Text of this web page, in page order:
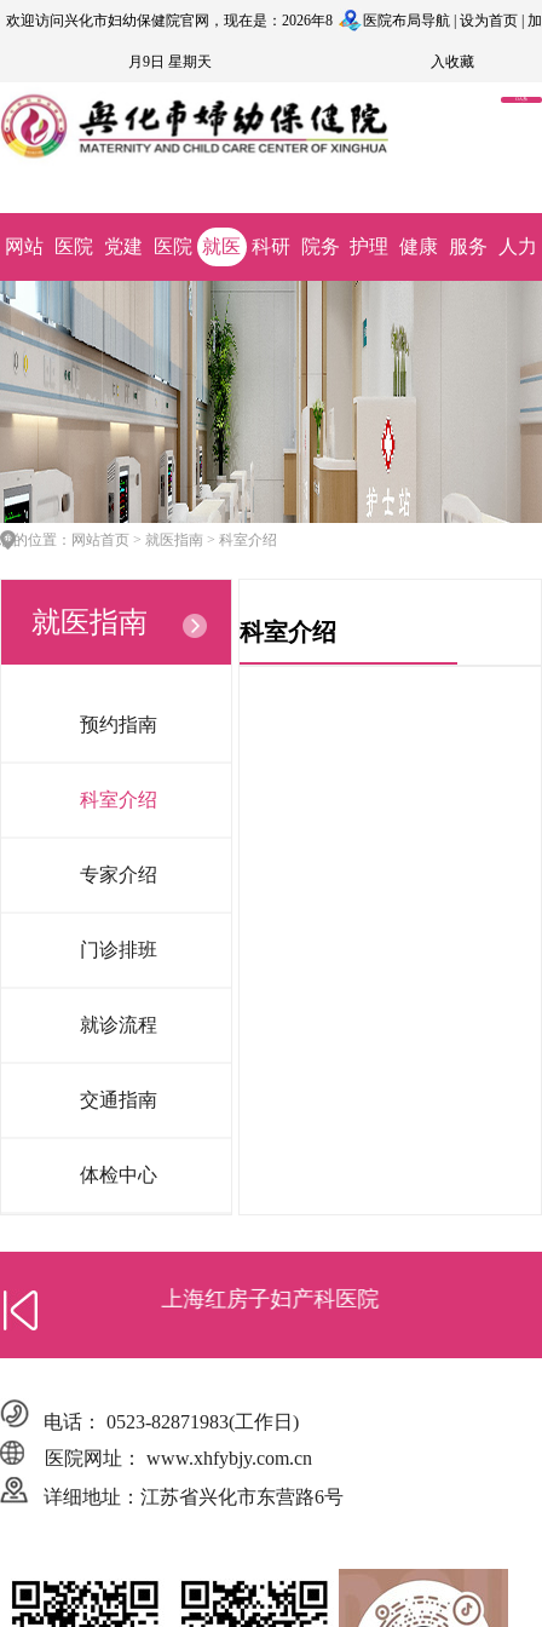
欢迎访问兴化市妇幼保健院官网，现在是：2026年8
月9日 星期天
医院布局导航| 设为首页| 加
入收藏
OA系
网站
首页
医院
概况
党建
文化
医院
动态
就医
指南
科研
教学
院务
公开
护理
园地
健康
科普
服务
监督
人力
资源
您的位置：网站首页 > 就医指南 > 科室介绍
就医指南
预约指南
科室介绍
专家介绍
门诊排班
就诊流程
交通指南
体检中心
科室介绍
泰州市中医院
电话： 0523-82871983(工作日)
医院网址： www.xhfybjy.com.cn
详细地址：江苏省兴化市东营路6号